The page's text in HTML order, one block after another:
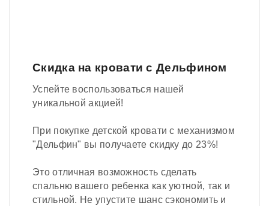
Скидка на кровати с Дельфином
Успейте воспользоваться нашей
уникальной акцией!
При покупке детской кровати с механизмом
"Дельфин" вы получаете скидку до 23%!
Это отличная возможность сделать
спальню вашего ребенка как уютной, так и
стильной. Не упустите шанс сэкономить и